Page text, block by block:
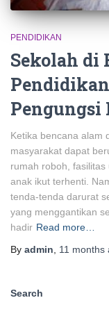
PENDIDIKAN
Sekolah di
Pengungsi
Ketika bencana alam
masyarakat dapat
rumah roboh,
anak ikut terhenti.
tenda-tenda darurat
yang menggantikan
hadir Read more…
By admin 11 months
Search